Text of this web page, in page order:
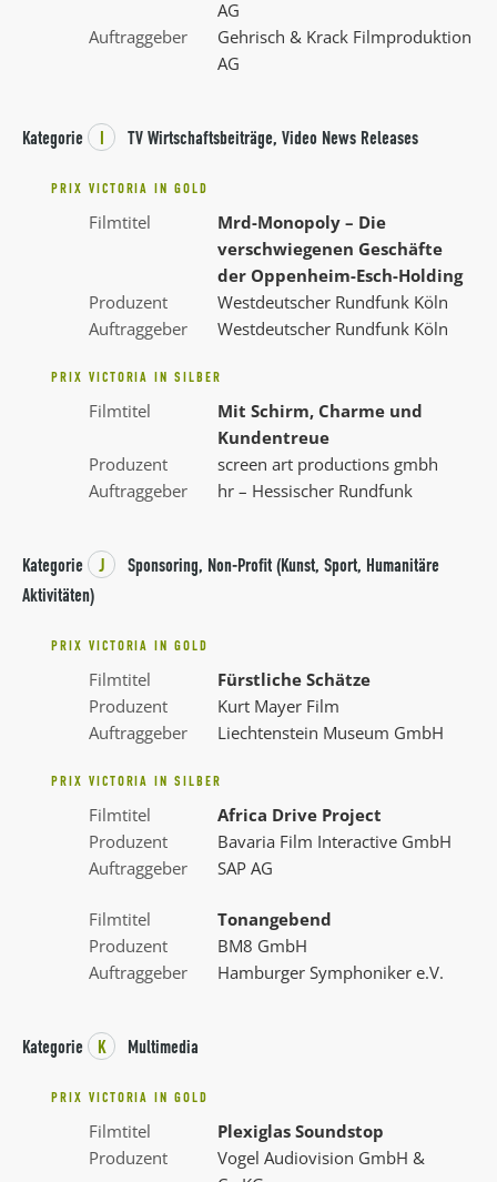
AG
Auftraggeber
Gehrisch & Krack Filmproduktion
AG
Kategorie I TV Wirtschaftsbeiträge, Video News Releases
PRIX VICTORIA IN GOLD
Filmtitel
Mrd-Monopoly – Die
verschwiegenen Geschäfte
der Oppenheim-Esch-Holding
Produzent
Westdeutscher Rundfunk Köln
Auftraggeber
Westdeutscher Rundfunk Köln
PRIX VICTORIA IN SILBER
Filmtitel
Mit Schirm, Charme und
Kundentreue
Produzent
screen art productions gmbh
Auftraggeber
hr – Hessischer Rundfunk
Kategorie J
Sponsoring, Non-Profit (Kunst, Sport, Humanitäre
Aktivitäten)
PRIX VICTORIA IN GOLD
Filmtitel
Fürstliche Schätze
Produzent
Kurt Mayer Film
Auftraggeber
Liechtenstein Museum GmbH
PRIX VICTORIA IN SILBER
Filmtitel
Africa Drive Project
Produzent
Bavaria Film Interactive GmbH
Auftraggeber
SAP AG
Filmtitel
Tonangebend
Produzent
BM8 GmbH
Auftraggeber
Hamburger Symphoniker e.V.
Kategorie K Multimedia
PRIX VICTORIA IN GOLD
Filmtitel
Plexiglas Soundstop
Produzent
Vogel Audiovision GmbH &